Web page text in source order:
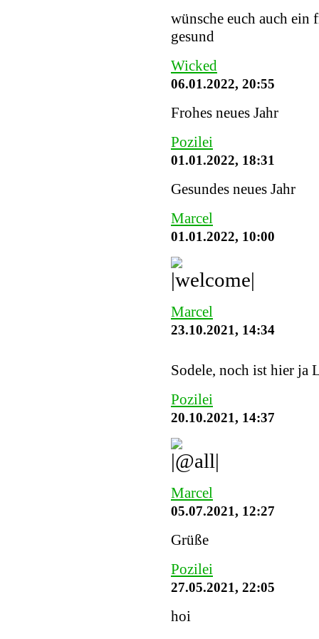
wünsche euch auch ein
gesund
Wicked
06.01.2022, 20:55
Frohes neues Jahr
Pozilei
01.01.2022, 18:31
Gesundes neues Jahr
Marcel
01.01.2022, 10:00
Marcel
23.10.2021, 14:34
Sodele, noch ist hier ja
Pozilei
20.10.2021, 14:37
Marcel
05.07.2021, 12:27
Grüße
Pozilei
27.05.2021, 22:05
hoi